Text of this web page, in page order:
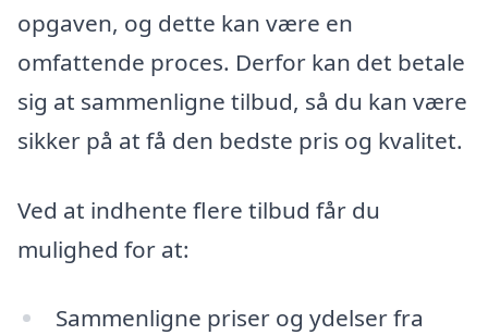
opgaven, og dette kan være en
omfattende proces. Derfor kan det betale
sig at sammenligne tilbud, så du kan være
sikker på at få den bedste pris og kvalitet.
Ved at indhente flere tilbud får du
mulighed for at:
Sammenligne priser og ydelser fra